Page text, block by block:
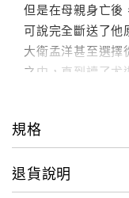
但是在母親身亡後
可說完全斷送了他
大衛孟洋甚至選擇
之中，直到讀了尤
後，他才深受感
Standley」與他共
在90年代他終於
規格
退貨說明